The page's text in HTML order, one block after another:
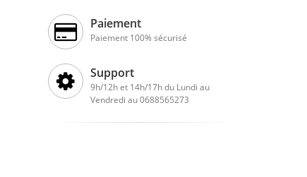
Paiement
Paiement 100% sécurisé
Support
9h/12h et 14h/17h du Lundi au
Vendredi au 0688565273